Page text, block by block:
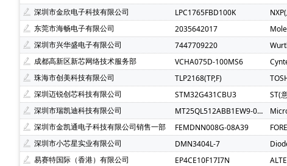
AVX(京瓷)(3)
Wayon(上海维安)(3) Maxlinear(迈凌)(3)
SMC(桑德斯)(3)
HK(航顺)(3) Chinamobile(中移物联
Dialog Semiconductor GmbH(2)
ECS Inc(2) fangtek(
MPS(美国芯源)(2)
MCC(美微科)(2) Nvidia(英伟达)(2)
Nexperia(安世)(2)
RUIMENG(瑞盟)(2) Firstohm(台湾
SCT(芯洲科技)(2)
AzureWave(海华)(1) ALPS(阿尔卑
Bourns(伯恩斯)(1)
COSMO(冠西)(1) Chilisin(奇力新
FM(复旦微)(1)
FTDI(飞特帝亚)(1) Freescale(飞思卡尔
MSTAR(晨星)(1)
Natlinear(南麟)(1) PUI Audio(1)
AMP NETCONNECT(1)
Power Dynamics Inc(1)
深圳市金欣电子科技有限公司
LPC1765FBD100K
东莞市海畅电子有限公司
2035642017
深圳市兴华盛电子有限公司
7447709220
成都高新区新芯网络技术服务部
VCHA075D-100MS6
珠海市创美科技有限公司
TLP2168(TP,F)
深圳迈锐创芯科技有限公司
STM32G431CBU3 ST(
深圳市瑞凯迪科技有限公司
MT25QL512ABB1EW9-0SIT
深圳市金凯通电子科技有限公司销售一部
FEMDNN008G-08A39
深圳市小芯星实业有限公司
DMN3404L-7
易赛特国际（香港）有限公司
EP4CE10F17I7N